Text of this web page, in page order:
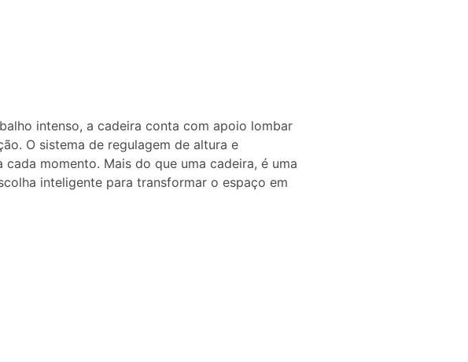
intenso, a cadeira conta com apoio lombar
O sistema de regulagem de altura e
momento. Mais do que uma cadeira, é uma
inteligente para transformar o espaço em